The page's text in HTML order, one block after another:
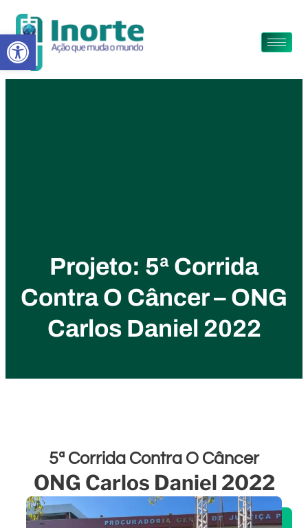
Abrir a barra de ferramentas
Projeto: 5ª Corrida
Contra O Câncer – ONG
Carlos Daniel 2022
5ª Corrida Contra O Câncer
ONG Carlos Daniel 2022